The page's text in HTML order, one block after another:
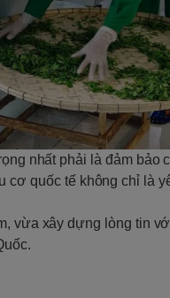
nhất phải là đảm bảo
quốc tế không chỉ là
vừa xây dựng lòng tin